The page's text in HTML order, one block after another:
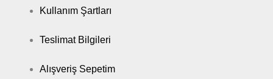
Kullanım Şartları
Teslimat Bilgileri
Alışveriş Sepetim